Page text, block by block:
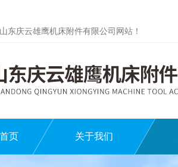
东庆云雄鹰机床附件有限公司网站！
页 关于我们